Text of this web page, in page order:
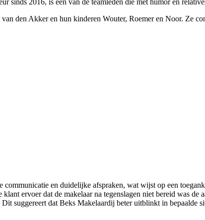
sinds 2016, is een van de teamleden die met humor en
den Akker en hun kinderen Wouter, Roemer en Noor. Ze
en duidelijke afspraken, wat wijst op een
ervoer dat de makelaar na tegenslagen niet bereid was
suggereert dat Beks Makelaardij beter uitblinkt in bepaalde